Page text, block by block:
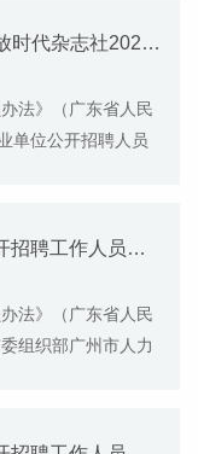
广州市社会科学院直属事业单位-开放时代杂志社2020年第一次公开招聘工作人员公告
法》（广东省人民
单位公开招聘人员
广州市社会科学院2020年第一次公开招聘工作人员（研究类岗位）综合成绩及入围体检公告
法》（广东省人民
组织部广州市人力